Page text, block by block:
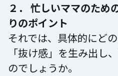
２． 忙しいママのため
りのポイント
それでは、具体的にど
「抜け感」を生み出し
のでしょうか。